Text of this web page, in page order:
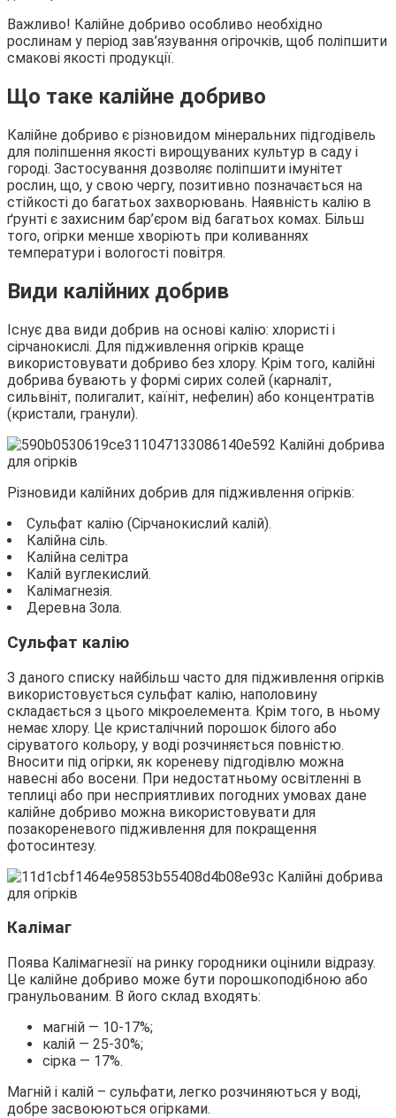
Важливо! Калійне добриво особливо необхідно
рослинам у період зав’язування огірочків, щоб поліпшити
смакові якості продукції.
Що таке калійне добриво
Калійне добриво є різновидом мінеральних підгодівель
для поліпшення якості вирощуваних культур в саду і
городі. Застосування дозволяє поліпшити імунітет
рослин, що, у свою чергу, позитивно позначається на
стійкості до багатьох захворювань. Наявність калію в
ґрунті є захисним бар’єром від багатьох комах. Більш
того, огірки менше хворіють при коливаннях
температури і вологості повітря.
Види калійних добрив
Існує два види добрив на основі калію: хлористі і
сірчанокислі. Для підживлення огірків краще
використовувати добриво без хлору. Крім того, калійні
добрива бувають у формі сирих солей (карналіт,
сильвініт, полигалит, каїніт, нефелин) або концентратів
(кристали, гранули).
Різновиди калійних добрив для підживлення огірків:
Сульфат калію (Сірчанокислий калій).
Калійна сіль.
Калійна селітра
Калій вуглекислий.
Калімагнезія.
Деревна Зола.
Сульфат калію
З даного списку найбільш часто для підживлення огірків
використовується сульфат калію, наполовину
складається з цього мікроелемента. Крім того, в ньому
немає хлору. Це кристалічний порошок білого або
сіруватого кольору, у воді розчиняється повністю.
Вносити під огірки, як кореневу підгодівлю можна
навесні або восени. При недостатньому освітленні в
теплиці або при несприятливих погодних умовах дане
калійне добриво можна використовувати для
позакореневого підживлення для покращення
фотосинтезу.
Калімаг
Поява Калімагнезії на ринку городники оцінили відразу.
Це калійне добриво може бути порошкоподібною або
гранульованим. В його склад входять:
магній — 10-17%;
калій — 25-30%;
сірка — 17%.
Магній і калій – сульфати, легко розчиняються у воді,
добре засвоюються огірками.